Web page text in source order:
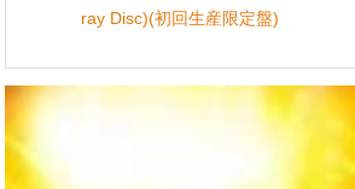
ray Disc)(初回生産限定盤)